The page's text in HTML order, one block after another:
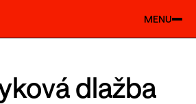
MENU
dlažba